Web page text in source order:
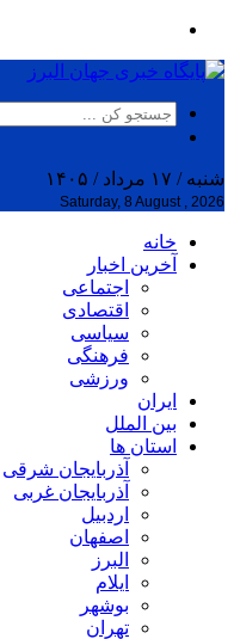
شنبه / ۱۷ مرداد / ۱۴۰۵
Saturday, 8 August , 2026
خانه
آخرین اخبار
اجتماعی
اقتصادی
سیاسی
فرهنگی
ورزشی
ایران
بین الملل
استان ها
آذربایجان شرقی
آذربایجان غربی
اردبیل
اصفهان
البرز
ایلام
بوشهر
تهران